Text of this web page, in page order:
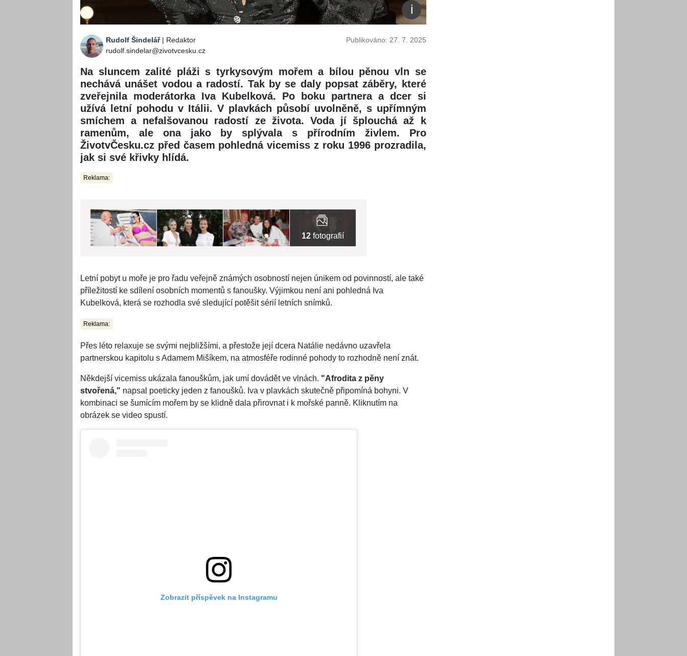
Rudolf Šindelář| Redaktor
rudolf.sindelar@zivotvcesku.cz
Publikováno: 27. 7. 2025
Na sluncem zalité pláži s tyrkysovým mořem a bílou pěnou vln se
nechává unášet vodou a radostí. Tak by se daly popsat záběry, které
zveřejnila moderátorka Iva Kubelková. Po boku partnera a dcer si
užívá letní pohodu v Itálii. V plavkách působí uvolněně, s upřímným
smíchem a nefalšovanou radostí ze života. Voda jí šplouchá až k
ramenům, ale ona jako by splývala s přírodním živlem. Pro
ŽivotvČesku.cz před časem pohledná vicemiss z roku 1996 prozradila,
jak si své křivky hlídá.
Reklama:
12 fotografií
Letní pobyt u moře je pro řadu veřejně známých osobností nejen únikem od povinností, ale také
příležitostí ke sdílení osobních momentů s fanoušky. Výjimkou není ani pohledná Iva
Kubelková, která se rozhodla své sledující potěšit sérií letních snímků.
Reklama:
Přes léto relaxuje se svými nejbližšími, a přestože její dcera Natálie nedávno uzavřela
partnerskou kapitolu s Adamem Mišíkem, na atmosféře rodinné pohody to rozhodně není znát.
Někdejší vicemiss ukázala fanouškům, jak umí dovádět ve vlnách. "Afrodita z pěny
stvořená," napsal poeticky jeden z fanoušků. Iva v plavkách skutečně připomíná bohyni. V
kombinaci se šumícím mořem by se klidně dala přirovnat i k mořské panně. Kliknutím na
obrázek se video spustí.
Zobrazit příspěvek na Instagramu